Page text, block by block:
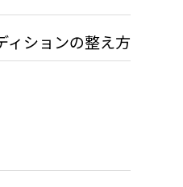
ィションの整え方